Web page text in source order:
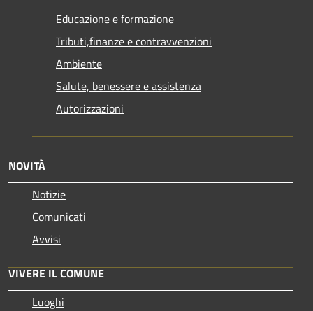
Educazione e formazione
Tributi,finanze e contravvenzioni
Ambiente
Salute, benessere e assistenza
Autorizzazioni
NOVITÀ
Notizie
Comunicati
Avvisi
VIVERE IL COMUNE
Luoghi